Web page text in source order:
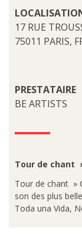
17 RUE
75011 PARIS,
PRESTATAIRE
BE ARTISTS
Tour de chant
Tour de chant »
son des plus
Toda una Vida,